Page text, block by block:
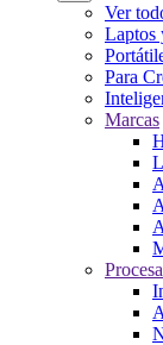
Ver
Laptos
Para
Marcas